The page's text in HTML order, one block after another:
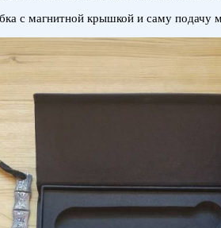
с магнитной крышкой и саму подачу